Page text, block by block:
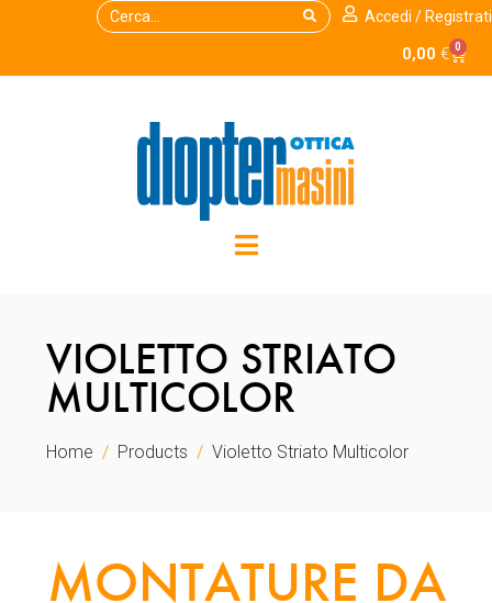
Accedi / Registrati
0,00 € 0
VIOLETTO STRIATO
MULTICOLOR
Home Products Violetto Striato Multicolor
MONTATURE DA